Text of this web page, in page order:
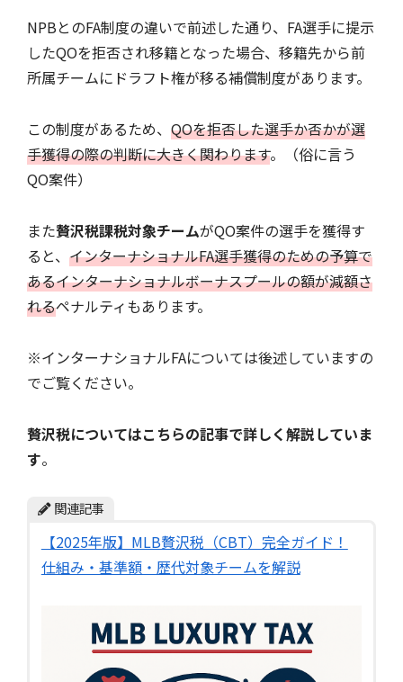
NPBとのFA制度の違いで前述した通り、FA選手に提示
したQOを拒否され移籍となった場合、移籍先から前
所属チームにドラフト権が移る補償制度があります。
この制度があるため、 QOを拒否した選手か否かが選
手獲得の際の判断に大きく関わります。（俗に言う
QO案件）
また贅沢税課税対象チームがQO案件の選手を獲得す
ると、 インターナショナルFA選手獲得のための予算で
あるインターナショナルボーナスプールの額が減額さ
れるペナルティもあります。
※インターナショナルFAについては後述していますの
でご覧ください。
贅沢税についてはこちらの記事で詳しく解説していま
す。
関連記事
【2025年版】MLB贅沢税（CBT）完全ガイド！
仕組み・基準額・歴代対象チームを解説